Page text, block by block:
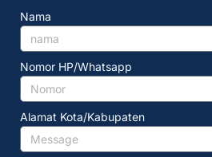
Nama
Nomor HP/Whatsapp
Alamat Kota/Kabupaten